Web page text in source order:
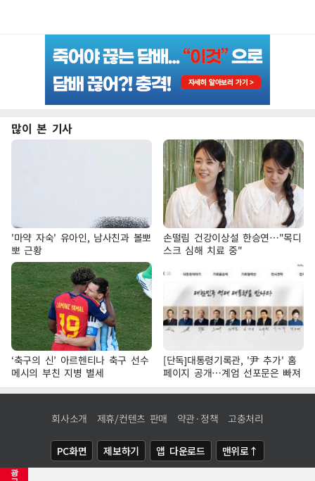
광
많이 본 기사
'마약 자숙' 유아인, 남사친과 볼뽀
뽀 근황
손떨림 건강이상설 한승연…"목디
스크 심해 치료 중"
‘축구의 신’ 아르헨티나 축구 선수
메시의 부친 지병 별세
[단독]대통령기록관, '尹 추가' 홈
페이지 공개…계엄 선포문은 빠져
회사소개 제휴/컨텐츠 판매 약관·정책 고충처리
PC화면 제보하기 앱 다운로드 맨위로↑